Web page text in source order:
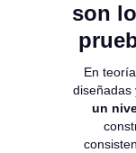
son
En
diseñadas
un